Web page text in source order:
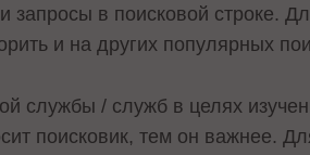
запросы в поисковой строке.
и на других популярных
службы / служб в целях
поисковик, тем он важнее.